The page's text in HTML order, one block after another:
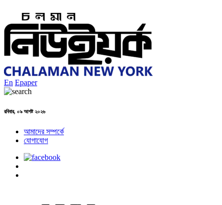
En Epaper
রবিবার, ০৯ আগষ্ট ২০২৬
আমাদের সম্পর্কে
যোগাযোগ